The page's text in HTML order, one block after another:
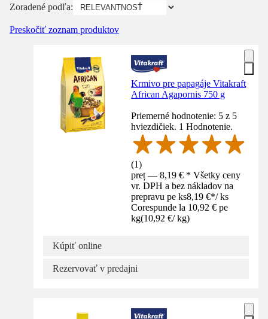
Zoradené podľa:
Preskočiť zoznam produktov
Krmivo pre papagáje Vitakraft
African Agapornis 750 g
Priemerné hodnotenie: 5 z 5
hviezdičiek. 1 Hodnotenie.
(1)
preț — 8,19 € * Všetky ceny
vr. DPH a bez nákladov na
prepravu pe ks8,19 €*/ ks
Corespunde la 10,92 € pe
kg(10,92 €/ kg)
Kúpiť online
Rezervovať v predajni